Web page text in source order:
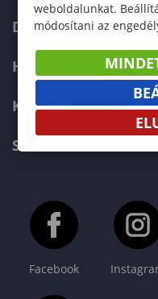
DOKUMENTUMOK
HÍREK
KAPCSOLAT
SOPRONI EGYETEM
Facebook
weboldalunkat.
módosítani az